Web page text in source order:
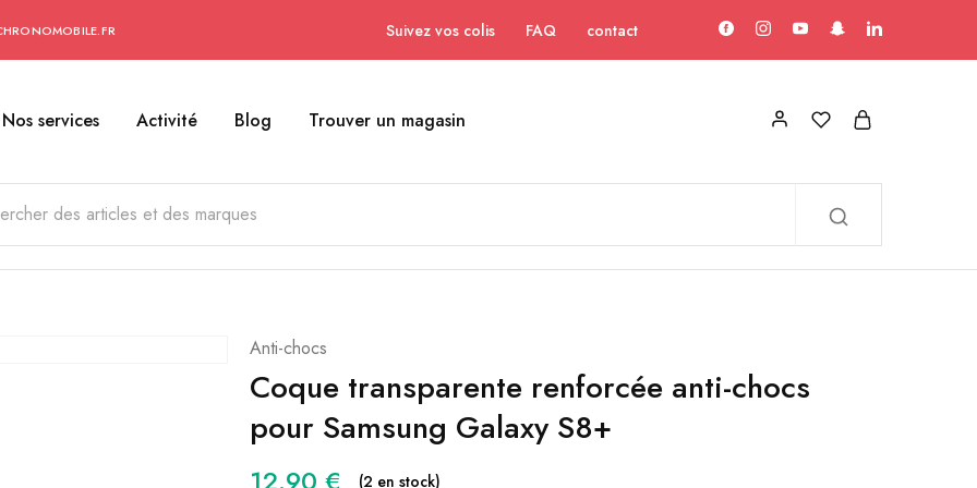
Suivez vos colis FAQ contact
Nos services Activité Blog Trouver un magasin
Anti-chocs
Coque transparente renforcée anti-chocs
pour Samsung Galaxy S8+
(2 en stock)